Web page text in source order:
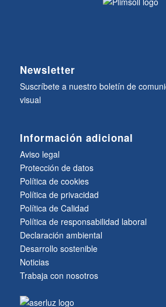
Newsletter
Suscríbete a nuestro boletín de
visual
Información adicional
Aviso legal
Protección de datos
Política de cookies
Política de privacidad
Política de Calidad
Política de responsabilidad laboral
Declaración ambiental
Desarrollo sostenible
Noticias
Trabaja con nosotros